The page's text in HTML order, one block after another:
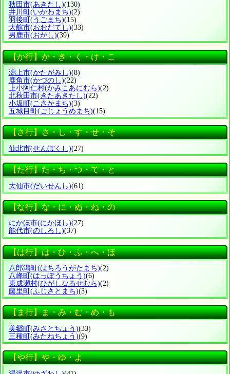
秋田市(あきたし)(130)
井川町 (いかわまち)(2)
羽後町 (うごまち)(15)
大館市(おおだてし)(33)
男鹿市(おがし)(39)
【か行】か・き・く・け・こ
潟上市(かたがみし)(8)
鹿角市(かづのし)(22)
上小阿仁村(かみこあにむら)(2)
北秋田市(きたあきたし)(22)
小坂町 (こさかまち)(3)
五城目町 (ごじょうめまち)(15)
【さ行】さ・し・す・せ・そ
仙北市(せんぼくし)(27)
【た行】た・ち・つ・て・と
大仙市(だいせんし)(61)
【な行】な・に・ぬ・ね・の
にかほ市(にかほし)(27)
能代市(のしろし)(37)
【は行】は・ひ・ふ・へ・ほ
八郎潟町 (はちろうがたまち)(2)
八峰町 (はっぽうちょう)(6)
東成瀬村(ひがしなるせむら)(2)
藤里町 (ふじさとまち)(3)
【ま行】ま・み・む・め・も
美郷町 (みさとちょう)(33)
三種町 (みたねちょう)(9)
【や行】や・ゆ・よ